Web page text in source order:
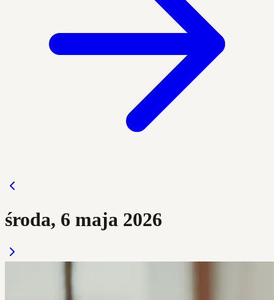
środa, 6 maja 2026